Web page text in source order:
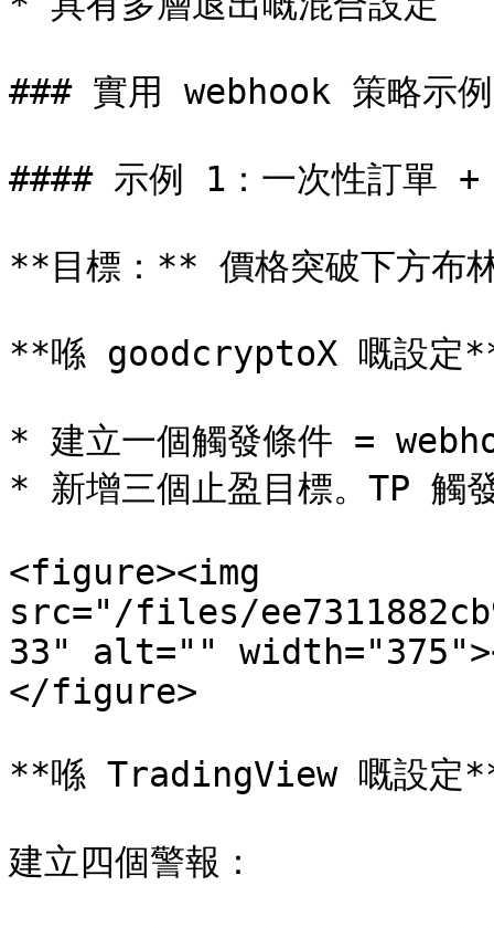
### 實用 webhook 策略示例
#### 示例 1：一次性訂單 +
**目標：** 價格突破下方布
**喺 goodcryptoX 嘅設定
* 建立一個觸發條件 =
* 新增三個止盈目標。TP 觸
<figure><img
src="/files/
33" alt=""
</figure>
**喺 TradingView 嘅設定
建立四個警報：